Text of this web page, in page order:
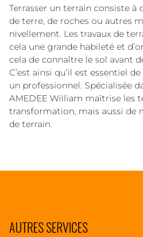
Terrasser un terrain consiste
de terre, de roches ou autres
nivellement. Les travaux de
cela une grande habileté et
cela de connaître le sol avant
C’est ainsi qu’il est essentiel
un professionnel. Spécialisée
AMEDEE William maîtrise les
transformation, mais aussi de
de terrain.
AUTRES SERVICES